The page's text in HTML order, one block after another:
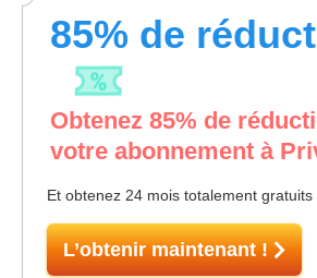
85% de
Obtenez 85% de
votre abonnement à
Et obtenez 24 mois totalement gratuits
L’obtenir maintenant !